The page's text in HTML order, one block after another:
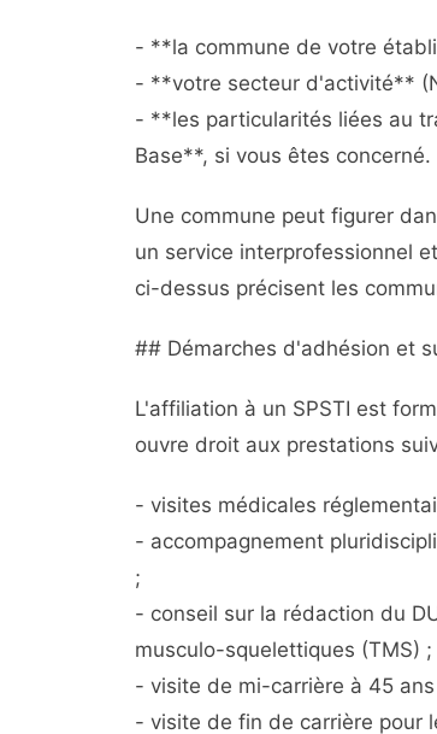
- **la commune de votre
- **votre secteur d'activité**
- **les particularités liées au
Base**, si vous êtes concerné.
Une commune peut figurer
un service interprofessionnel
ci-dessus précisent les
## Démarches d'adhésion et
L'affiliation à un SPSTI est
ouvre droit aux prestations
- visites médicales
- accompagnement
;
- conseil sur la rédaction du
musculo-squelettiques (TMS) ;
- visite de mi-carrière à 45
- visite de fin de carrière pour